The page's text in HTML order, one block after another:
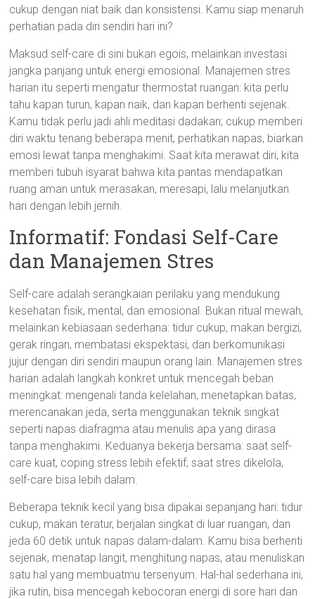
cukup dengan niat baik dan konsistensi. Kamu siap menaruh
perhatian pada diri sendiri hari ini?
Maksud self-care di sini bukan egois, melainkan investasi
jangka panjang untuk energi emosional. Manajemen stres
harian itu seperti mengatur thermostat ruangan: kita perlu
tahu kapan turun, kapan naik, dan kapan berhenti sejenak.
Kamu tidak perlu jadi ahli meditasi dadakan; cukup memberi
diri waktu tenang beberapa menit, perhatikan napas, biarkan
emosi lewat tanpa menghakimi. Saat kita merawat diri, kita
memberi tubuh isyarat bahwa kita pantas mendapatkan
ruang aman untuk merasakan, meresapi, lalu melanjutkan
hari dengan lebih jernih.
Informatif: Fondasi Self-Care
dan Manajemen Stres
Self-care adalah serangkaian perilaku yang mendukung
kesehatan fisik, mental, dan emosional. Bukan ritual mewah,
melainkan kebiasaan sederhana: tidur cukup, makan bergizi,
gerak ringan, membatasi ekspektasi, dan berkomunikasi
jujur dengan diri sendiri maupun orang lain. Manajemen stres
harian adalah langkah konkret untuk mencegah beban
meningkat: mengenali tanda kelelahan, menetapkan batas,
merencanakan jeda, serta menggunakan teknik singkat
seperti napas diafragma atau menulis apa yang dirasa
tanpa menghakimi. Keduanya bekerja bersama: saat self-
care kuat, coping stress lebih efektif; saat stres dikelola,
self-care bisa lebih dalam.
Beberapa teknik kecil yang bisa dipakai sepanjang hari: tidur
cukup, makan teratur, berjalan singkat di luar ruangan, dan
jeda 60 detik untuk napas dalam-dalam. Kamu bisa berhenti
sejenak, menatap langit, menghitung napas, atau menuliskan
satu hal yang membuatmu tersenyum. Hal-hal sederhana ini,
jika rutin, bisa mencegah kebocoran energi di sore hari dan